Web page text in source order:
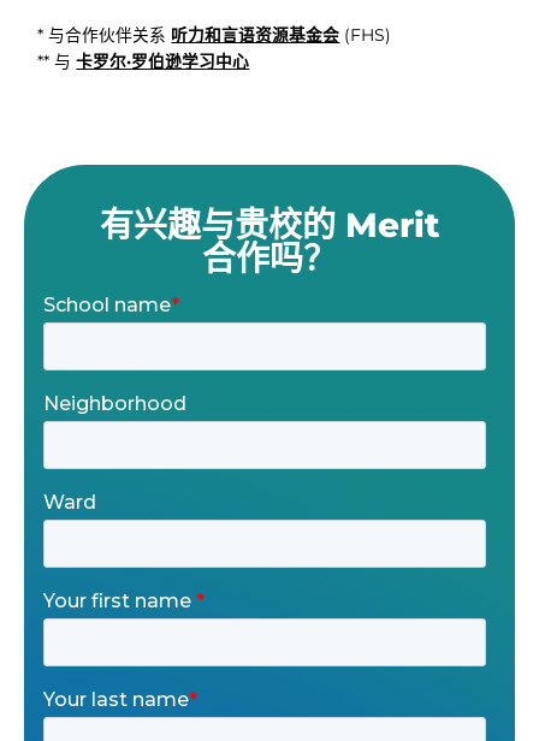
* 与合作伙伴关系 听力和言语资源基金会 (FHS)
** 与卡罗尔·罗伯逊学习中心
有兴趣与贵校的 Merit
合作吗？